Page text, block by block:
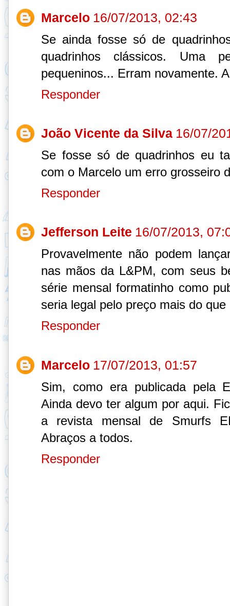
Marcelo 16/07/2013, 02:43
Se ainda fosse só de
quadrinhos clássicos. Uma
pequeninos... Erram novamente.
Responder
João Vicente da Silva 16/07/
Se fosse só de quadrinhos eu
com o Marcelo um erro grosseiro
Responder
Jefferson Leite 16/07/2013,
Provavelmente não podem
nas mãos da L&PM, com seus
série mensal formatinho como
seria legal pelo preço mais do
Responder
Marcelo 17/07/2013, 01:57
Sim, como era publicada pela
Ainda devo ter algum por aqui.
a revista mensal de Smurfs
Abraços a todos.
Responder